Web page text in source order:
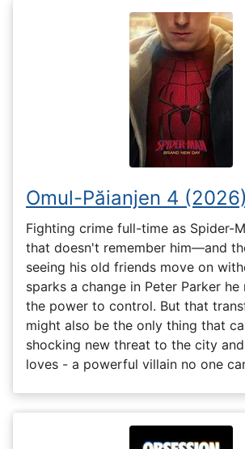
Omul-Păianjen 4 (2026)
Fighting crime full-time as Spider-
that doesn't remember him—and
seeing his old friends move on
sparks a change in Peter Parker
the power to control. But that
might also be the only thing that
shocking new threat to the city
loves - a powerful villain no one